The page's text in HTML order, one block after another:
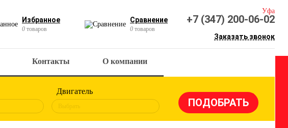
Избранное
0 товаров
Сравнение
0 товаров
Уфа
+7 (347) 200-06-02
Заказать звонок
Контакты О компании
Двигатель
Выбрать